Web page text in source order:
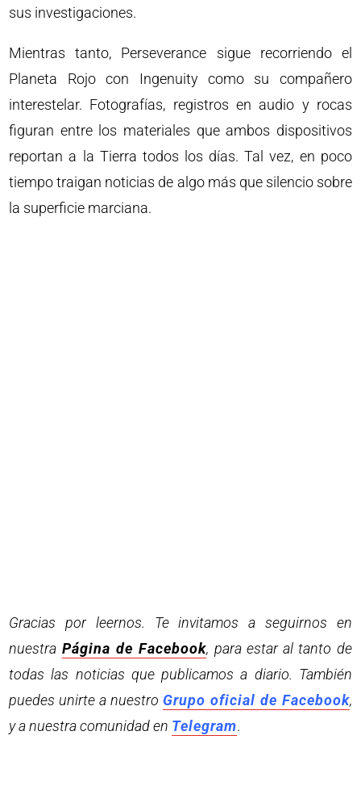
sus investigaciones.
Mientras tanto, Perseverance sigue recorriendo el
Planeta Rojo con Ingenuity como su compañero
interestelar. Fotografías, registros en audio y rocas
figuran entre los materiales que ambos dispositivos
reportan a la Tierra todos los días. Tal vez, en poco
tiempo traigan noticias de algo más que silencio sobre
la superficie marciana.
Gracias por leernos. Te invitamos a seguirnos en
nuestra Página de Facebook, para estar al tanto de
todas las noticias que publicamos a diario. También
puedes unirte a nuestro Grupo oficial de Facebook,
y a nuestra comunidad en Telegram.